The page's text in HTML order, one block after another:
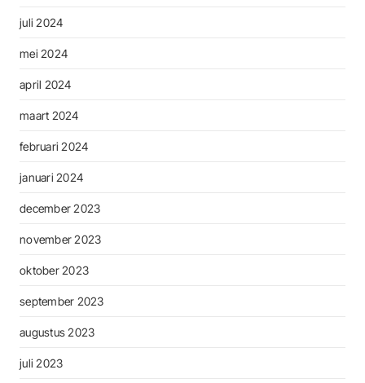
juli 2024
mei 2024
april 2024
maart 2024
februari 2024
januari 2024
december 2023
november 2023
oktober 2023
september 2023
augustus 2023
juli 2023